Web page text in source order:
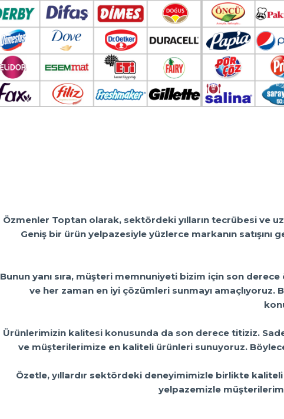
Özmenler Toptan olarak, sektördeki yılların tecrübesi ve
Geniş bir ürün yelpazesiyle yüzlerce markanın
Bunun yanı sıra, müşteri memnuniyeti bizim için son
ve her zaman en iyi çözümleri sunmayı
Ürünlerimizin kalitesi konusunda da son derece titiziz.
ve müşterilerimize en kaliteli ürünleri sunuyoruz.
Özetle, yıllardır sektördeki deneyimimizle birlikte
yelpazemizle